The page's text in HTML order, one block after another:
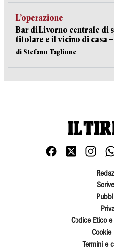
L’operazione
Bar di Livorno centrale di
titolare e il vicino di casa –
di Stefano Taglione
Codice Etico
Cookie
Termini e